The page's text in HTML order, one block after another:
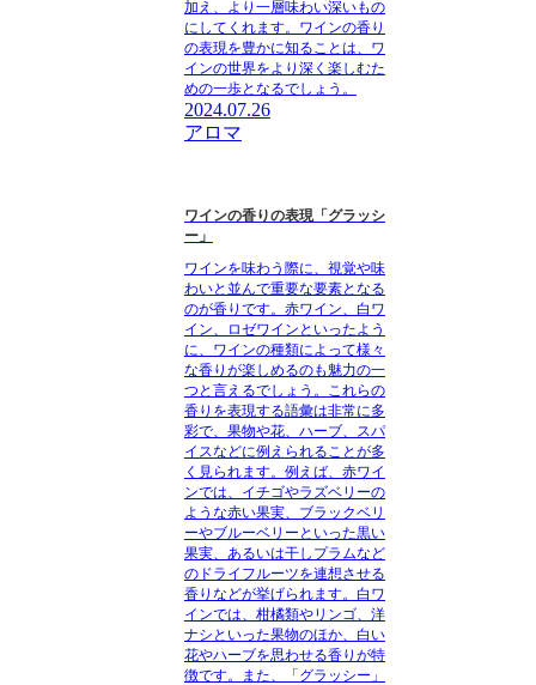
加え、より一層味わい深いもの
にしてくれます。ワインの香り
の表現を豊かに知ることは、ワ
インの世界をより深く楽しむた
めの一歩となるでしょう。
2024.07.26
アロマ
ワインの香りの表現「グラッシ
ー」
ワインを味わう際に、視覚や味
わいと並んで重要な要素となる
のが香りです。赤ワイン、白ワ
イン、ロゼワインといったよう
に、ワインの種類によって様々
な香りが楽しめるのも魅力の一
つと言えるでしょう。これらの
香りを表現する語彙は非常に多
彩で、果物や花、ハーブ、スパ
イスなどに例えられることが多
く見られます。例えば、赤ワイ
ンでは、イチゴやラズベリーの
ような赤い果実、ブラックベリ
ーやブルーベリーといった黒い
果実、あるいは干しプラムなど
のドライフルーツを連想させる
香りなどが挙げられます。白ワ
インでは、柑橘類やリンゴ、洋
ナシといった果物のほか、白い
花やハーブを思わせる香りが特
徴です。また、「グラッシー」